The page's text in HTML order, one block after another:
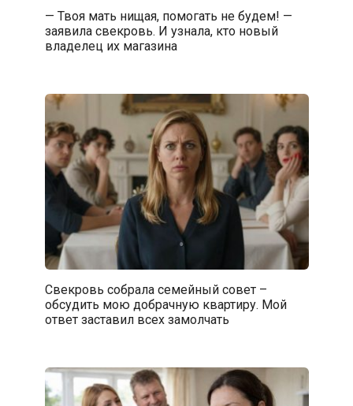
— Твоя мать нищая, помогать не будем! —
заявила свекровь. И узнала, кто новый
владелец их магазина
Свекровь собрала семейный совет –
обсудить мою добрачную квартиру. Мой
ответ заставил всех замолчать